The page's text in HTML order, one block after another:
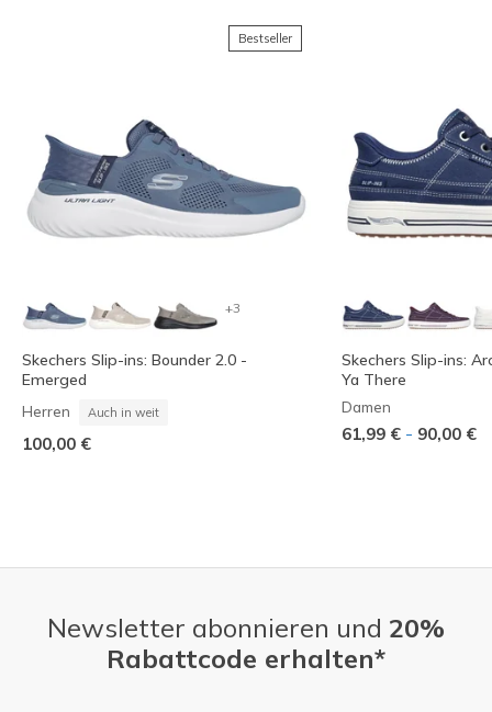
Bestseller
+3
Skechers Slip-ins: Bounder 2.0 -
Emerged
Herren Auch in weit
100,00 €
Skechers Slip-ins:
Ya There
Damen
61,99 € - 90,00 €
Newsletter abonnieren und 20%
Rabattcode erhalten*